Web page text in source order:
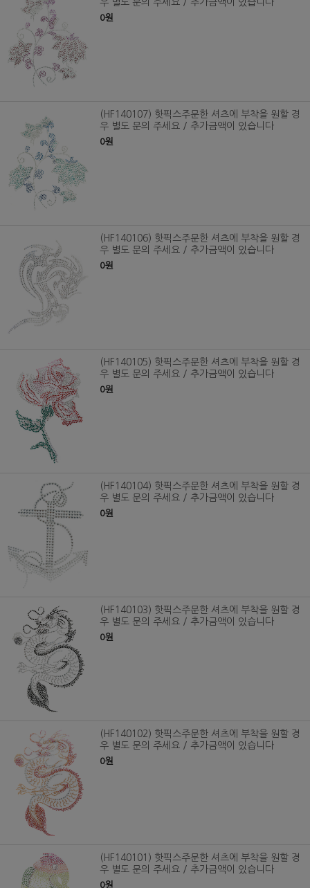
우 별도 문의 주세요 / 추가금액이 있습니다
0원
(HF140107) 핫픽스주문한 셔츠에 부착을 원할 경
우 별도 문의 주세요 / 추가금액이 있습니다
0원
(HF140106) 핫픽스주문한 셔츠에 부착을 원할 경
우 별도 문의 주세요 / 추가금액이 있습니다
0원
(HF140105) 핫픽스주문한 셔츠에 부착을 원할 경
우 별도 문의 주세요 / 추가금액이 있습니다
0원
(HF140104) 핫픽스주문한 셔츠에 부착을 원할 경
우 별도 문의 주세요 / 추가금액이 있습니다
0원
(HF140103) 핫픽스주문한 셔츠에 부착을 원할 경
우 별도 문의 주세요 / 추가금액이 있습니다
0원
(HF140102) 핫픽스주문한 셔츠에 부착을 원할 경
우 별도 문의 주세요 / 추가금액이 있습니다
0원
(HF140101) 핫픽스주문한 셔츠에 부착을 원할 경
우 별도 문의 주세요 / 추가금액이 있습니다
0원